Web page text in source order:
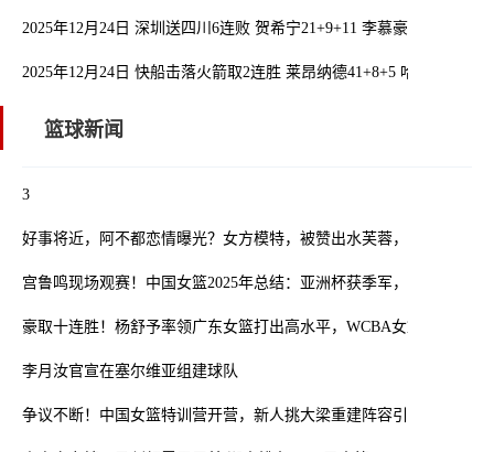
2025年12月24日 深圳送四川6连败 贺希宁21+9+11 李慕豪17分 景菡一
2025年12月24日 快船击落火箭取2连胜 莱昂纳德41+8+5 哈登29+6 杜
篮球新闻
3
好事将近，阿不都恋情曝光？女方模特，被赞出水芙蓉，曾和李梦绯
宫鲁鸣现场观赛！中国女篮2025年总结：亚洲杯获季军，张子宇崭露
豪取十连胜！杨舒予率领广东女篮打出高水平，WCBA女篮积分榜出
李月汝官宣在塞尔维亚组建球队
争议不断！中国女篮特训营开营，新人挑大梁重建阵容引关注